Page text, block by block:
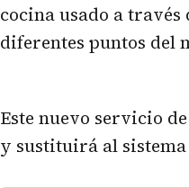
cocina usado a
diferentes puntos del
Este nuevo servicio
y sustituirá al sistema